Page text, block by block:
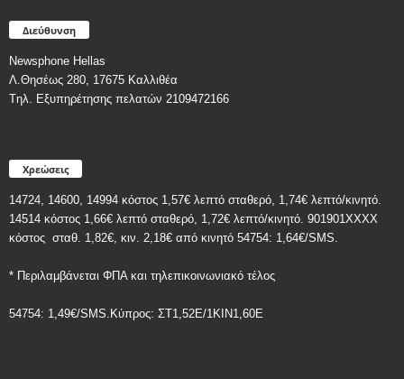
Διεύθυνση
Newsphone Hellas
Λ.Θησέως 280, 17675 Καλλιθέα
Tηλ. Εξυπηρέτησης πελατών 2109472166
Χρεώσεις
14724, 14600, 14994 κόστος 1,57€ λεπτό σταθερό, 1,74€ λεπτό/κινητό.
14514 κόστος 1,66€ λεπτό σταθερό, 1,72€ λεπτό/κινητό. 901901ΧΧΧΧ
κόστος σταθ. 1,82€, κιν. 2,18€ από κινητό 54754: 1,64€/SMS.
* Περιλαμβάνεται ΦΠΑ και τηλεπικοινωνιακό τέλος
54754: 1,49€/SMS.Κύπρος: ΣT1,52E/1KIN1,60E